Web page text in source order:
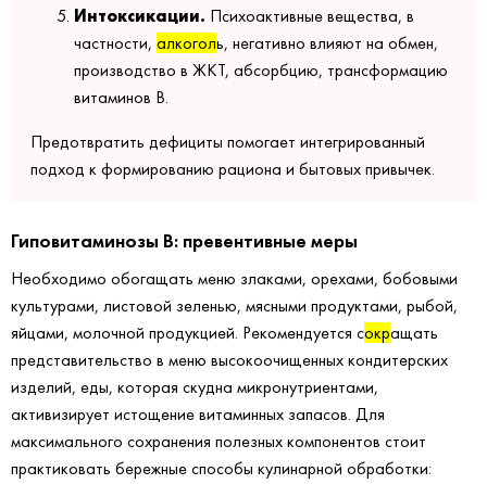
Интоксикации. Психоактивные вещества, в
частности, алкоголь, негативно влияют на обмен,
производство в ЖКТ, абсорбцию, трансформацию
витаминов В.
Предотвратить дефициты помогает интегрированный
подход к формированию рациона и бытовых привычек.
Гиповитаминозы В: превентивные меры
Необходимо обогащать меню злаками, орехами, бобовыми
культурами, листовой зеленью, мясными продуктами, рыбой,
яйцами, молочной продукцией. Рекомендуется сокращать
представительство в меню высокоочищенных кондитерских
изделий, еды, которая скудна микронутриентами,
активизирует истощение витаминных запасов. Для
максимального сохранения полезных компонентов стоит
практиковать бережные способы кулинарной обработки: